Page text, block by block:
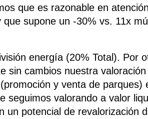
que es razonable en
que supone un -30% vs. 11x
energía (20% Total). Por
sin cambios nuestra
y venta de
seguimos valorando a valor
un potencial de revalorización